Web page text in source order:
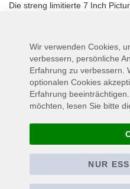
Die streng limitierte 7 Inch
Mehr Informationen
Wir verwenden Cookies,
verbessern, persönliche
Erfahrung zu verbessern.
optionalen Cookies
Erfahrung
möchten, lesen Sie bitte
NUR